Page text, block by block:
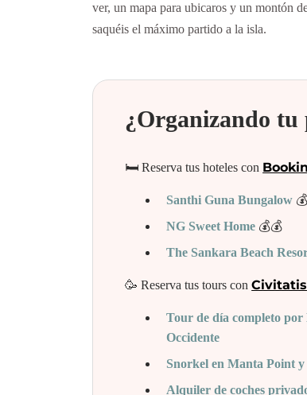
ver, un mapa para ubicaros y un montón
saquéis el máximo partido a la isla.
¿Organizando
🛏️ Reserva tus hoteles con
Santhi Guna Bungalow 💰
NG Sweet Home 💰💰
The Sankara Beach
🥳 Reserva tus tours conCivitatis
Tour de día completo por
Occidente
Snorkel en Manta Point
Alquiler de coches